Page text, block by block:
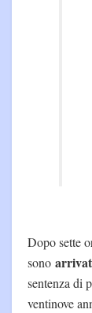
Dopo sette
sono
sentenza di
ventinove